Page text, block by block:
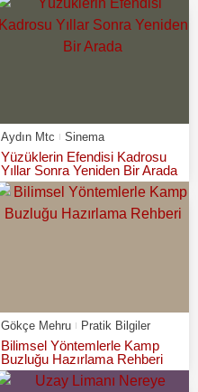
Aydın Mtc Sinema
Yüzüklerin Efendisi Kadrosu
Yıllar Sonra Yeniden Bir Arada
Gökçe Mehru Pratik Bilgiler
Bilimsel Yöntemlerle Kamp
Buzluğu Hazırlama Rehberi